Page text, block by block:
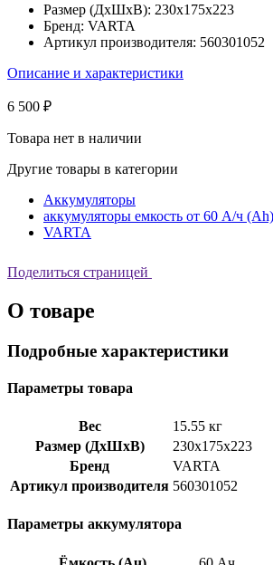
Размер (ДхШхВ): 230x175x223
Бренд: VARTA
Артикул производителя: 560301052
Описание и характеристики
6 500 ₽
Товара нет в наличии
Другие товары в категории
Аккумуляторы
аккумуляторы емкость от 60 А/ч (Ah)
VARTA
Поделиться страницей
О товаре
Подробные характеристики
Параметры товара
Вес
15.55 кг
Размер (ДхШхВ)
230x175x223
Бренд
VARTA
Артикул производителя 560301052
Параметры аккумулятора